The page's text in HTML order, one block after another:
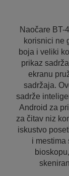
Naočare BT-
korisnici ne
boja i veliki
prikaz
ekranu
sadržaja.
sadrže
Android za
za čitav niz
iskustvo
i mestima